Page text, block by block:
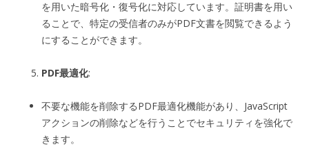
を用いた暗号化・復号化に対応しています。証明書を用い
ることで、特定の受信者のみがPDF文書を閲覧できるよう
にすることができます。
PDF最適化:
不要な機能を削除するPDF最適化機能があり、JavaScript
アクションの削除などを行うことでセキュリティを強化で
きます。